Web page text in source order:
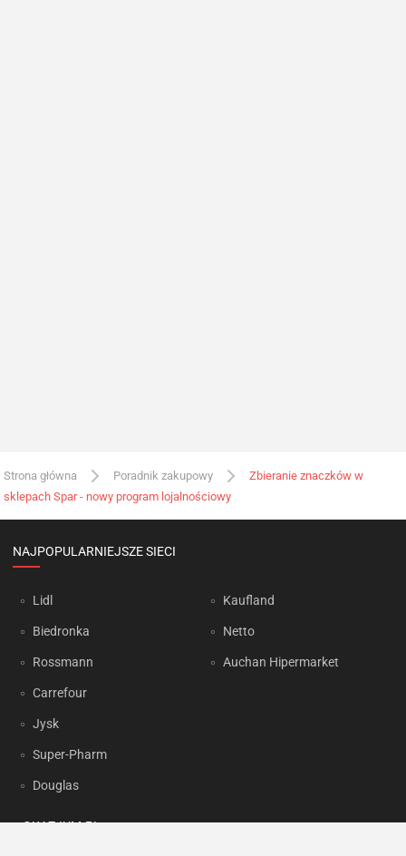
Strona główna Poradnik zakupowy
Zbieranie znaczków w
sklepach Spar - nowy program lojalnościowy
NAJPOPULARNIEJSZE SIECI
Lidl
Biedronka
Rossmann
Carrefour
Jysk
Super-Pharm
Douglas
Kaufland
Netto
Auchan Hipermarket
OKAZJUM.PL